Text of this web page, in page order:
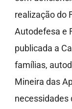
realização do
Autodefesa e
publicada a
famílias,
Mineira das
necessidades